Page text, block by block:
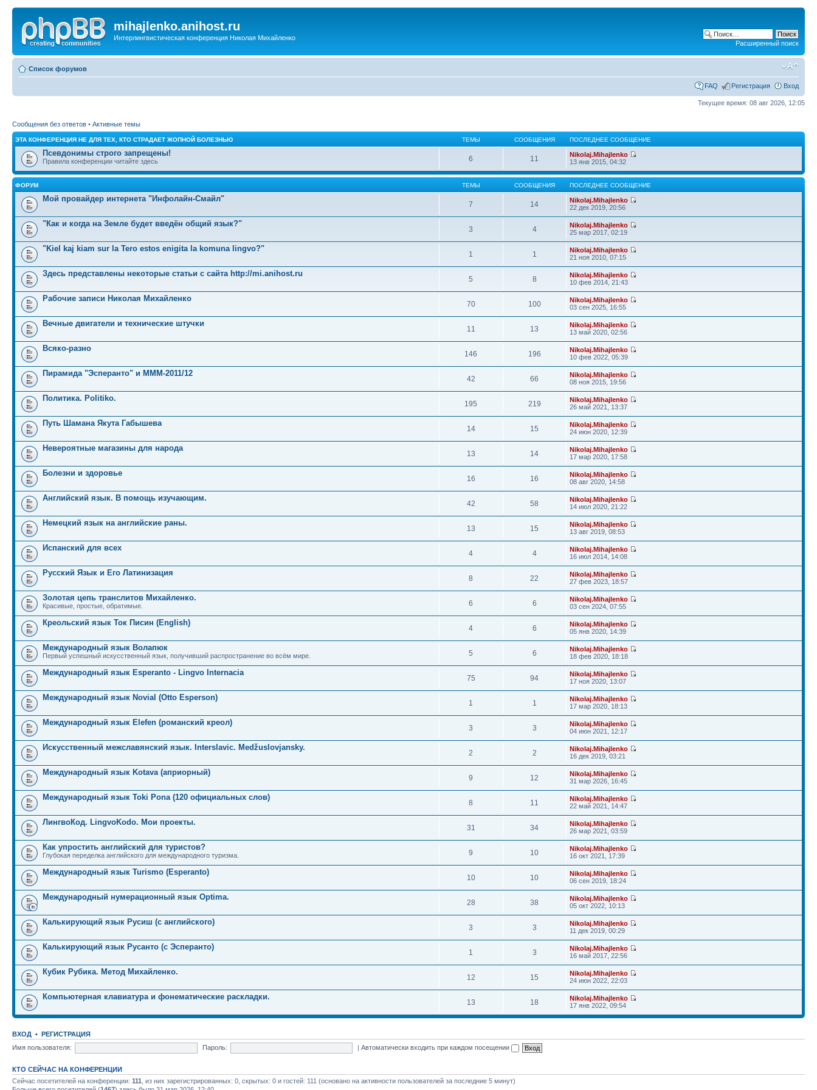
mihajlenko.anihost.ru
Интерлингвистическая конференция Николая Михайленко
Расширенный поиск
Список форумов
FAQ Регистрация Вход
Текущее время: 08 авг 2026, 12:05
Сообщения без ответов • Активные темы
ЭТА КОНФЕРЕНЦИЯ НЕ ДЛЯ ТЕХ, КТО СТРАДАЕТ ЖОПНОЙ БОЛЕЗНЬЮ ТЕМЫ СООБЩЕНИЯ ПОСЛЕДНЕЕ СООБЩЕНИЕ
Псевдонимы строго запрещены!
Правила конференции читайте здесь 6 11
Nikolaj.Mihajlenko
13 янв 2015, 04:32
ФОРУМ ТЕМЫ СООБЩЕНИЯ ПОСЛЕДНЕЕ СООБЩЕНИЕ
Мой провайдер интернета "Инфолайн-Смайл"
7 14
Nikolaj.Mihajlenko
22 дек 2019, 20:56
"Как и когда на Земле будет введён общий язык?"
3 4
Nikolaj.Mihajlenko
25 мар 2017, 02:19
"Kiel kaj kiam sur la Tero estos enigita la komuna lingvo?"
1 1
Nikolaj.Mihajlenko
21 ноя 2010, 07:15
Здесь представлены некоторые статьи с сайта http://mi.anihost.ru
5 8
Nikolaj.Mihajlenko
10 фев 2014, 21:43
Рабочие записи Николая Михайленко
70 100
Nikolaj.Mihajlenko
03 сен 2025, 16:55
Вечные двигатели и технические штучки
11 13
Nikolaj.Mihajlenko
13 май 2020, 02:56
Всяко-разно
146 196
Nikolaj.Mihajlenko
10 фев 2022, 05:39
Пирамида "Эсперанто" и MMM-2011/12
42 66
Nikolaj.Mihajlenko
08 ноя 2015, 19:56
Политика. Politiko.
195 219
Nikolaj.Mihajlenko
26 май 2021, 13:37
Путь Шамана Якута Габышева
14 15
Nikolaj.Mihajlenko
24 июн 2020, 12:39
Невероятные магазины для народа
13 14
Nikolaj.Mihajlenko
17 мар 2020, 17:58
Болезни и здоровье
16 16
Nikolaj.Mihajlenko
08 авг 2020, 14:58
Английский язык. В помощь изучающим.
42 58
Nikolaj.Mihajlenko
14 июл 2020, 21:22
Немецкий язык на английские раны.
13 15
Nikolaj.Mihajlenko
13 авг 2019, 08:53
Испанский для всех
4 4
Nikolaj.Mihajlenko
16 июл 2014, 14:08
Русский Язык и Его Латинизация
8 22
Nikolaj.Mihajlenko
27 фев 2023, 18:57
Золотая цепь транслитов Михайленко.
Красивые, простые, обратимые. 6 6
Nikolaj.Mihajlenko
03 сен 2024, 07:55
Креольский язык Ток Писин (English)
4 6
Nikolaj.Mihajlenko
05 янв 2020, 14:39
Международный язык Волапюк
Первый успешный искусственный язык, получивший распространение во всём мире. 5 6
Nikolaj.Mihajlenko
18 фев 2020, 18:18
Международный язык Esperanto - Lingvo Internacia
75 94
Nikolaj.Mihajlenko
17 ноя 2020, 13:07
Международный язык Novial (Otto Esperson)
1 1
Nikolaj.Mihajlenko
17 мар 2020, 18:13
Международный язык Elefen (романский креол)
3 3
Nikolaj.Mihajlenko
04 июн 2021, 12:17
Искусственный межславянский язык. Interslavic. Medžuslovjansky.
2 2
Nikolaj.Mihajlenko
16 дек 2019, 03:21
Международный язык Kotava (априорный)
9 12
Nikolaj.Mihajlenko
31 мар 2026, 16:45
Международный язык Toki Pona (120 официальных слов)
8 11
Nikolaj.Mihajlenko
22 май 2021, 14:47
ЛингвоКод. LingvoKodo. Мои проекты.
31 34
Nikolaj.Mihajlenko
26 мар 2021, 03:59
Как упростить английский для туристов?
Глубокая переделка английского для международного туризма. 9 10
Nikolaj.Mihajlenko
16 окт 2021, 17:39
Международный язык Turismo (Esperanto)
10 10
Nikolaj.Mihajlenko
06 сен 2019, 18:24
Международный нумерационный язык Optima.
28 38
Nikolaj.Mihajlenko
05 окт 2022, 10:13
Калькирующий язык Русиш (с английского)
3 3
Nikolaj.Mihajlenko
11 дек 2019, 00:29
Калькирующий язык Русанто (с Эсперанто)
1 3
Nikolaj.Mihajlenko
16 май 2017, 22:56
Кубик Рубика. Метод Михайленко.
12 15
Nikolaj.Mihajlenko
24 июн 2022, 22:03
Компьютерная клавиатура и фонематические раскладки.
13 18
Nikolaj.Mihajlenko
17 янв 2022, 09:54
ВХОД • РЕГИСТРАЦИЯ
Имя пользователя:
Пароль: |Автоматически входить при каждом посещении
КТО СЕЙЧАС НА КОНФЕРЕНЦИИ
Сейчас посетителей на конференции: 111 , из них зарегистрированных: 0, скрытых: 0 и гостей: 111 (основано на активности пользователей за последние 5 минут)